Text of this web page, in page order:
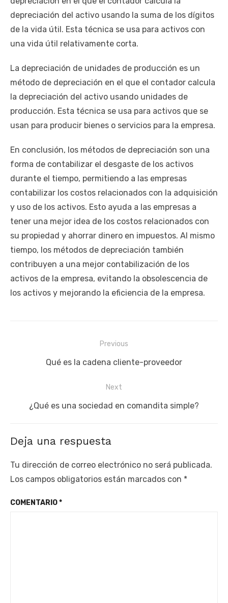
depreciación del activo usando la suma de los dígitos
de la vida útil. Esta técnica se usa para activos con
una vida útil relativamente corta.
La depreciación de unidades de producción es un
método de depreciación en el que el contador calcula
la depreciación del activo usando unidades de
producción. Esta técnica se usa para activos que se
usan para producir bienes o servicios para la empresa.
En conclusión, los métodos de depreciación son una
forma de contabilizar el desgaste de los activos
durante el tiempo, permitiendo a las empresas
contabilizar los costos relacionados con la adquisición
y uso de los activos. Esto ayuda a las empresas a
tener una mejor idea de los costos relacionados con
su propiedad y ahorrar dinero en impuestos. Al mismo
tiempo, los métodos de depreciación también
contribuyen a una mejor contabilización de los
activos de la empresa, evitando la obsolescencia de
los activos y mejorando la eficiencia de la empresa.
Previous
Previous
Qué es la cadena cliente-proveedor
Next
Next
¿Qué es una sociedad en comandita simple?
Deja una respuesta
Tu dirección de correo electrónico no será publicada.
Los campos obligatorios están marcados con *
COMENTARIO*